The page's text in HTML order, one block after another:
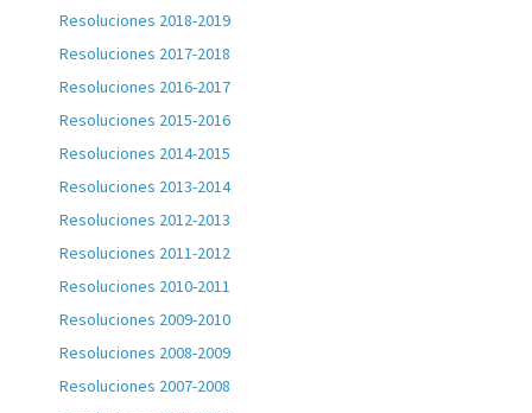
Resoluciones 2018-2019
Resoluciones 2017-2018
Resoluciones 2016-2017
Resoluciones 2015-2016
Resoluciones 2014-2015
Resoluciones 2013-2014
Resoluciones 2012-2013
Resoluciones 2011-2012
Resoluciones 2010-2011
Resoluciones 2009-2010
Resoluciones 2008-2009
Resoluciones 2007-2008